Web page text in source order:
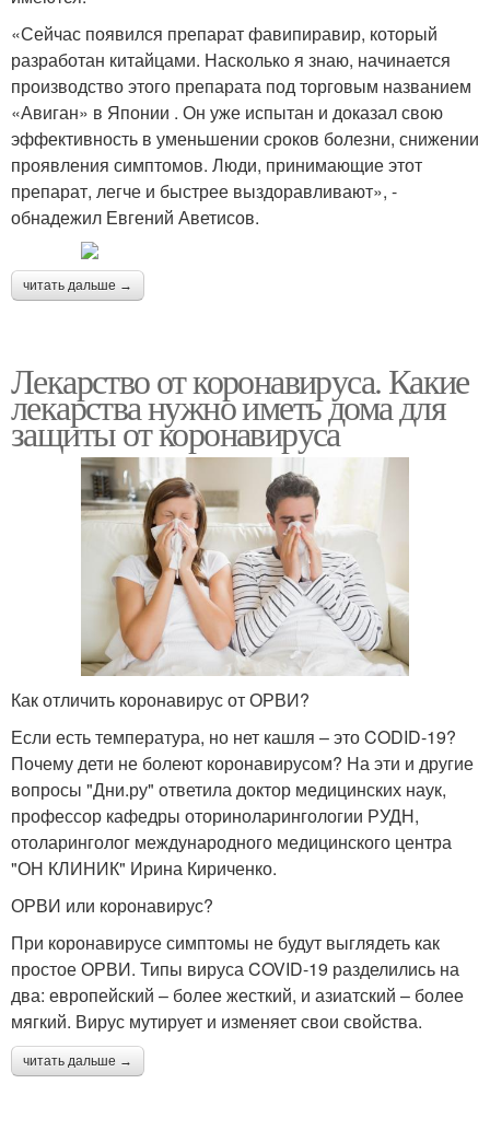
«Сейчас появился препарат фавипиравир, который
разработан китайцами. Насколько я знаю, начинается
производство этого препарата под торговым названием
«Авиган» в Японии . Он уже испытан и доказал свою
эффективность в уменьшении сроков болезни, снижении
проявления симптомов. Люди, принимающие этот
препарат, легче и быстрее выздоравливают», -
обнадежил Евгений Аветисов.
читать дальше →
Лекарство от коронавируса. Какие
лекарства нужно иметь дома для
защиты от коронавируса
Как отличить коронавирус от ОРВИ?
Если есть температура, но нет кашля – это CODID-19?
Почему дети не болеют коронавирусом? На эти и другие
вопросы "Дни.ру" ответила доктор медицинских наук,
профессор кафедры оториноларингологии РУДН,
отоларинголог международного медицинского центра
"ОН КЛИНИК" Ирина Кириченко.
ОРВИ или коронавирус?
При коронавирусе симптомы не будут выглядеть как
простое ОРВИ. Типы вируса COVID-19 разделились на
два: европейский – более жесткий, и азиатский – более
мягкий. Вирус мутирует и изменяет свои свойства.
читать дальше →